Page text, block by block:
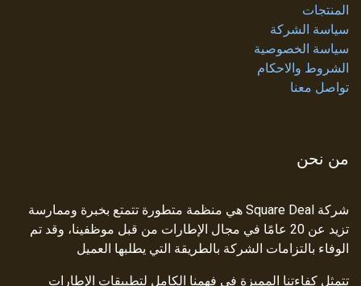
المنتجات
سياسة الشركة
سياسة الخصوصية
الشروط والاحكام
تواصل معنا
من نحن
شركة Square Deal هي منظمة متطورة تتمتع بخبرة وممارسة
تزيد عن 20 عامًا في مجال الإطارات من قبل موظفينا، وقد تم
الوفاء بالتزامات الشركة بالطريقة التي يطلبها العميل
تتمثل كفاءتنا المميزة في فهمنا الكامل لتطبيقات الإطارات